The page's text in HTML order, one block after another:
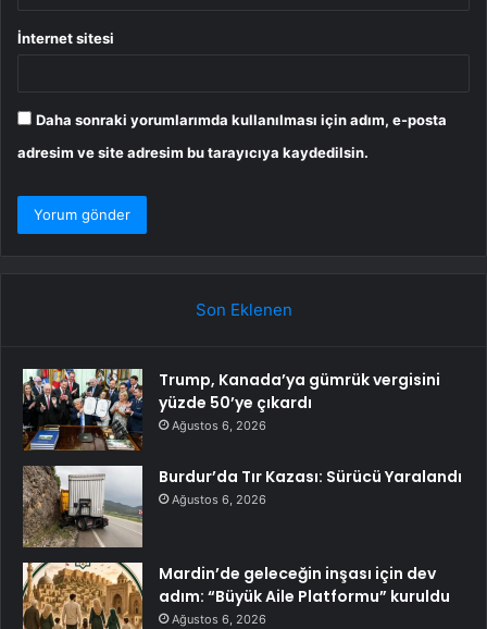
İnternet sitesi
Daha sonraki yorumlarımda kullanılması için adım, e-posta
adresim ve site adresim bu tarayıcıya kaydedilsin.
Son Eklenen
Trump, Kanada’ya gümrük vergisini
yüzde 50’ye çıkardı
Ağustos 6, 2026
Burdur’da Tır Kazası: Sürücü Yaralandı
Ağustos 6, 2026
Mardin’de geleceğin inşası için dev
adım: “Büyük Aile Platformu” kuruldu
Ağustos 6, 2026